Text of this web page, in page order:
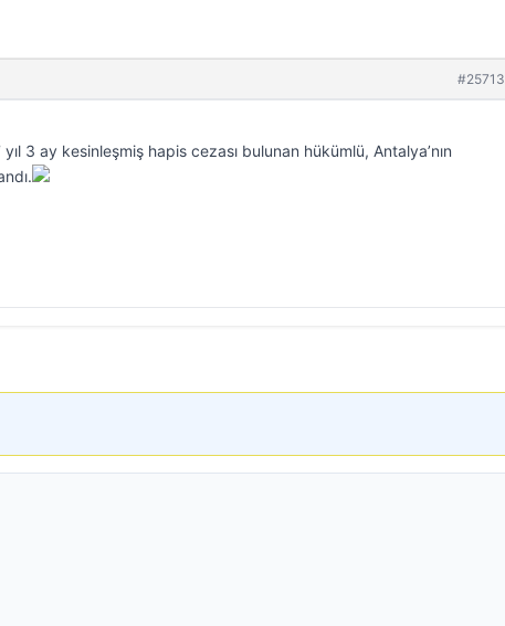
#25713
3 ay kesinleşmiş hapis cezası bulunan hükümlü, Antalya’nın